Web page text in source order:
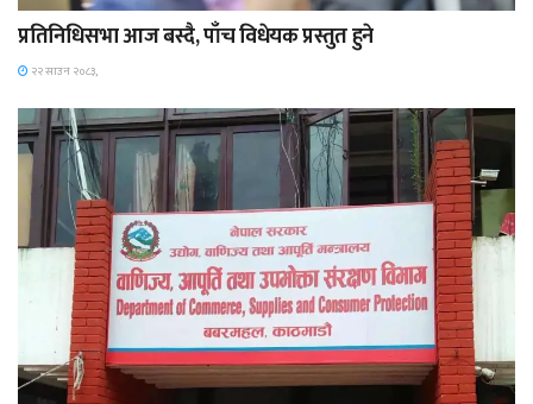
प्रतिनिधिसभा आज बस्दै, पाँच विधेयक प्रस्तुत हुने
२२ साउन २०८३,